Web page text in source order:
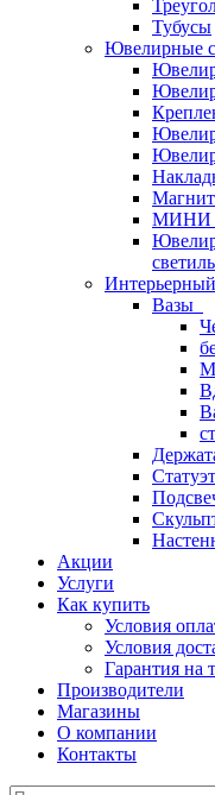
Тубусы
Ювелирные
МИНИ
Вазы
Акции
Услуги
Как купить
Условия
Условия
Гарантия на
Производители
Магазины
О компании
Контакты